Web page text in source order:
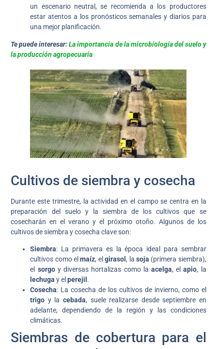
un escenario neutral, se recomienda a los productores
estar atentos a los pronósticos semanales y diarios para
una mejor planificación.
Te puede interesar:La importancia de la microbiología del suelo y
la producción agropecuaria
Cultivos de siembra y cosecha
Durante este trimestre, la actividad en el campo se centra en la
preparación del suelo y la siembra de los cultivos que se
cosecharán en el verano y el próximo otoño. Algunos de los
cultivos de siembra y cosecha clave son:
Siembra: La primavera es la época ideal para sembrar
cultivos como elmaíz, elgirasol, la soja (primera siembra),
el sorgoy diversas hortalizas como la acelga, elapio, la
lechuga y elperejil .
Cosecha: La cosecha de los cultivos de invierno, como el
trigo y la cebada, suele realizarse desde septiembre en
adelante, dependiendo de la región y las condiciones
climáticas.
Siembras de cobertura para el